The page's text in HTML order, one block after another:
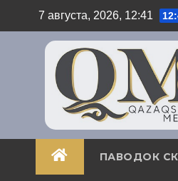
Перейти
к
содержимому
7 августа, 2026, 12:41
ПАВОДОК